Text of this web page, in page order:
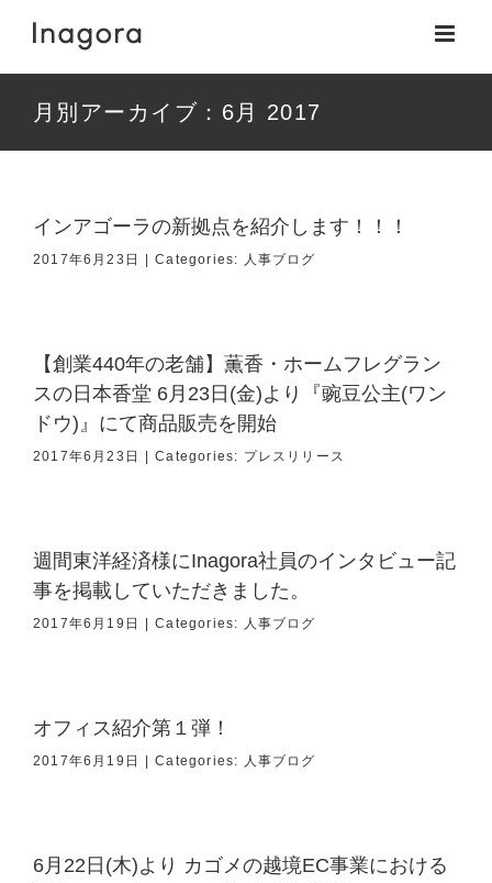
月別アーカイブ： 6月 2017
インアゴーラの新拠点を紹介します！！！
2017年6月23日 Categories: 人事ブログ
【創業440年の老舗】薫香・ホームフレグラン
スの日本香堂 6月23日(金)より『豌豆公主(ワン
ドウ)』にて商品販売を開始
2017年6月23日 Categories: プレスリリース
週間東洋経済様にInagora社員のインタビュー記
事を掲載していただきました。
2017年6月19日 Categories: 人事ブログ
オフィス紹介第１弾！
2017年6月19日 Categories: 人事ブログ
6月22日(木)より カゴメの越境EC事業における